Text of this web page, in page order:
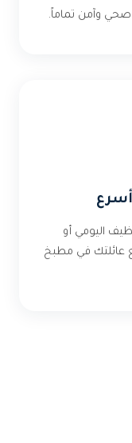
صحي وآمن تماماً.
اليومي أو
عائلتك في مطبخ